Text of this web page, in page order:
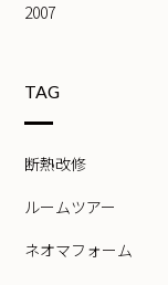
2007
TAG
断熱改修
ルームツアー
ネオマフォーム